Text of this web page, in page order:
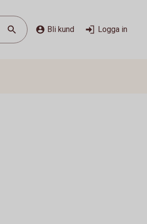
Bli kund Logga in